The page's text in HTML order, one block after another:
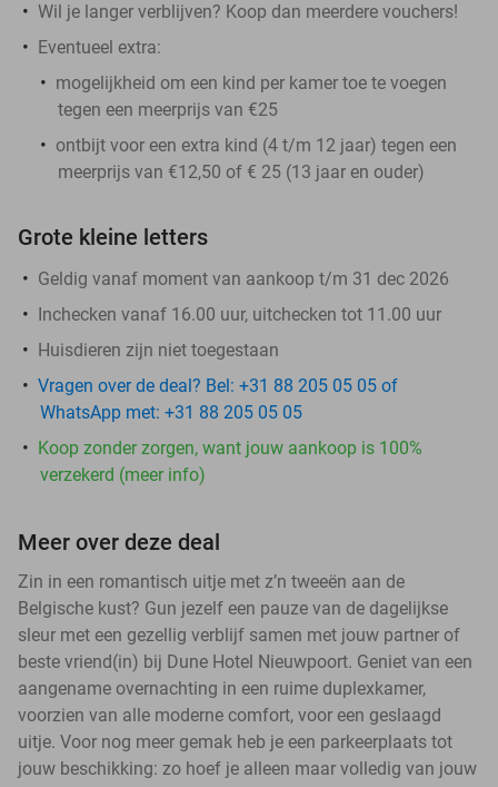
Wil je langer verblijven? Koop dan meerdere vouchers!
Eventueel extra:
mogelijkheid om een kind per kamer toe te voegen
tegen een meerprijs van €25
ontbijt voor een extra kind (4 t/m 12 jaar) tegen een
meerprijs van €12,50 of € 25 (13 jaar en ouder)
Grote kleine letters
Geldig vanaf moment van aankoop t/m 31 dec 2026
Inchecken vanaf 16.00 uur, uitchecken tot 11.00 uur
Huisdieren zijn niet toegestaan
Vragen over de deal? Bel: +31 88 205 05 05 of
WhatsApp met: +31 88 205 05 05
Koop zonder zorgen, want jouw aankoop is 100%
verzekerd (meer info)
Meer over deze deal
Zin in een romantisch uitje met z’n tweeën aan de
Belgische kust? Gun jezelf een pauze van de dagelijkse
sleur met een gezellig verblijf samen met jouw partner of
beste vriend(in) bij Dune Hotel Nieuwpoort. Geniet van een
aangename overnachting in een ruime duplexkamer,
voorzien van alle moderne comfort, voor een geslaagd
uitje. Voor nog meer gemak heb je een parkeerplaats tot
jouw beschikking: zo hoef je alleen maar volledig van jouw